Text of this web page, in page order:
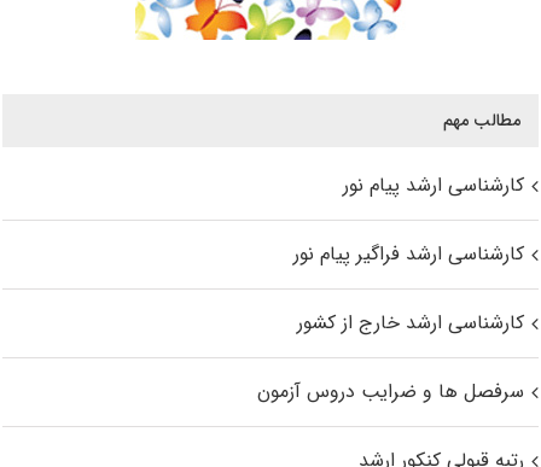
مطالب مهم
کارشناسی ارشد پیام نور
کارشناسی ارشد فراگیر پیام نور
کارشناسی ارشد خارج از کشور
سرفصل ها و ضرایب دروس آزمون
رتبه قبولی کنکور ارشد